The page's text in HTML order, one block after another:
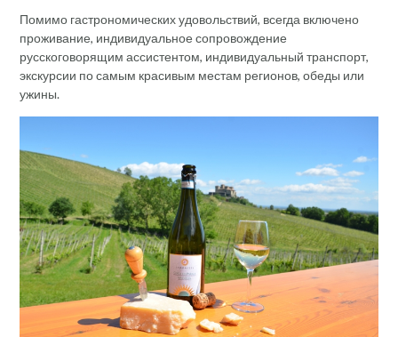
Помимо гастрономических удовольствий, всегда включено
проживание, индивидуальное сопровождение
русскоговорящим ассистентом, индивидуальный транспорт,
экскурсии по самым красивым местам регионов, обеды или
ужины.